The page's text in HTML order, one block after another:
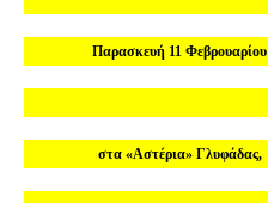
Παρασκευή 11 Φεβρουαρίου
στα «Αστέρια» Γλυφάδας,